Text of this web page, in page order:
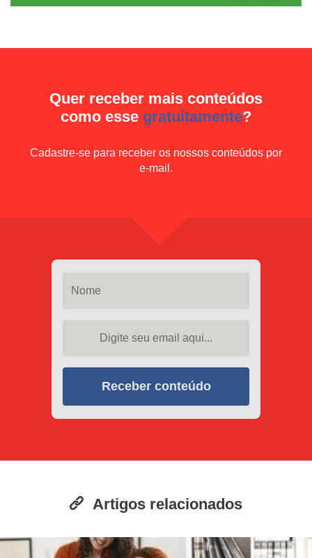
Quer receber mais conteúdos
como esse gratuitamente?
Cadastre-se para receber os nossos conteúdos por
e-mail.
Receber conteúdo
Artigos relacionados